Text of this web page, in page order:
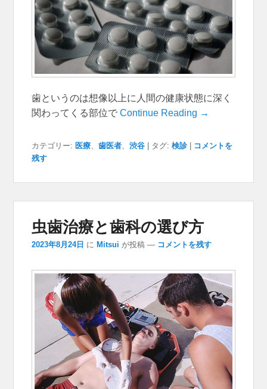
歯というのは想像以上に人間の健康状態に深く
関わってくる部位でContinue Reading →
カテゴリー: 医療 、歯医者 、渋谷 タグ: 検診
コメントを
残す
虫歯治療と歯科の選び方
2023年8月24日 に Mitsui が投稿 — コメントを残す